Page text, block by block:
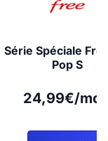
Série Spéciale
Pop S
24,99€/